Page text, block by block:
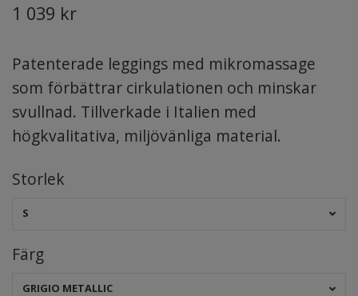
1 039 kr
Patenterade leggings med mikromassage
som förbättrar cirkulationen och minskar
svullnad. Tillverkade i Italien med
högkvalitativa, miljövänliga material.
Storlek
S
Färg
GRIGIO METALLIC